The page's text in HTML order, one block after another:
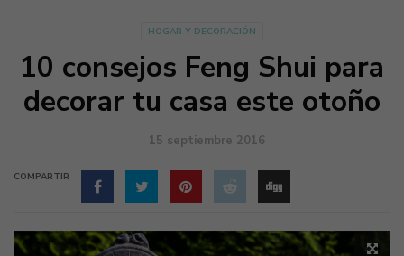
HOGAR Y DECORACIÓN
10 consejos Feng Shui para
decorar tu casa este otoño
15 septiembre 2016
COMPARTIR